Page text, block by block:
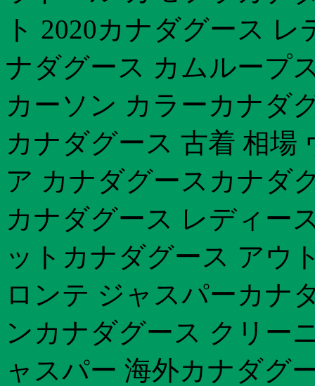
ト 2020カナダグース
ナダグース カムループ
カーソン カラーカナダ
カナダグース 古着 相場
ア カナダグースカナダ
カナダグース レディー
ットカナダグース アウ
ロンテ ジャスパーカナ
ンカナダグース クリー
ャスパー 海外カナダグ